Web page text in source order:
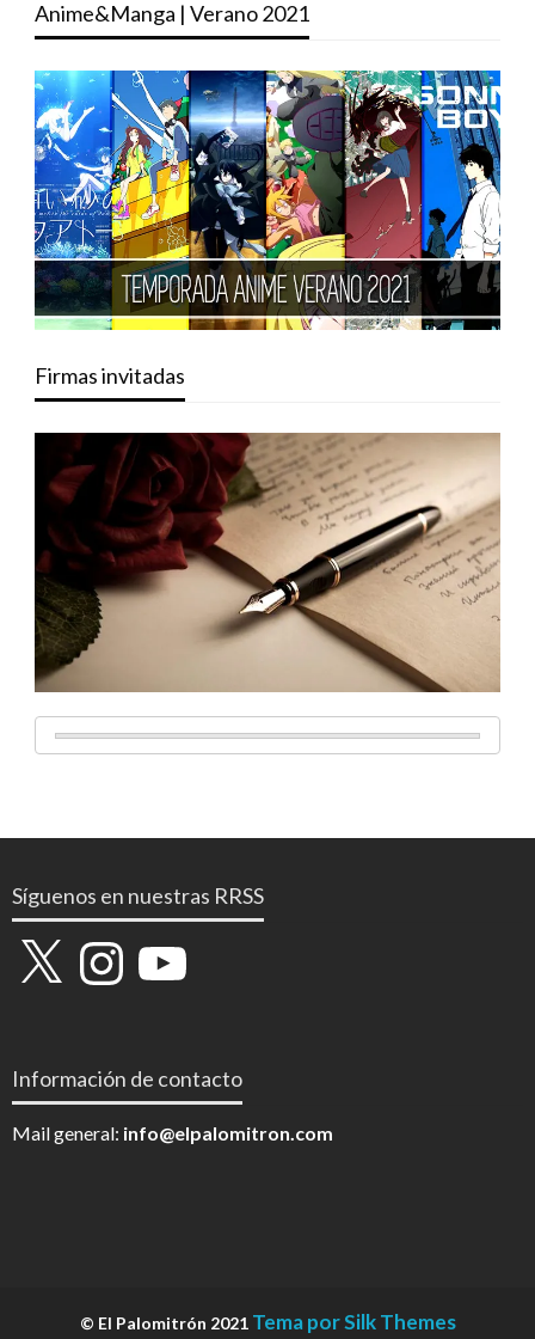
Anime&Manga | Verano 2021
Firmas invitadas
Síguenos en nuestras RRSS
X InstagramYouTube
Información de contacto
Mail general: info@elpalomitron.com
© El Palomitrón 2021 Tema por Silk Themes